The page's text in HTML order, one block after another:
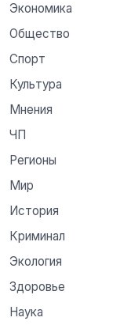
Экономика
Общество
Спорт
Культура
Мнения
ЧП
Регионы
Мир
История
Криминал
Экология
Здоровье
Наука